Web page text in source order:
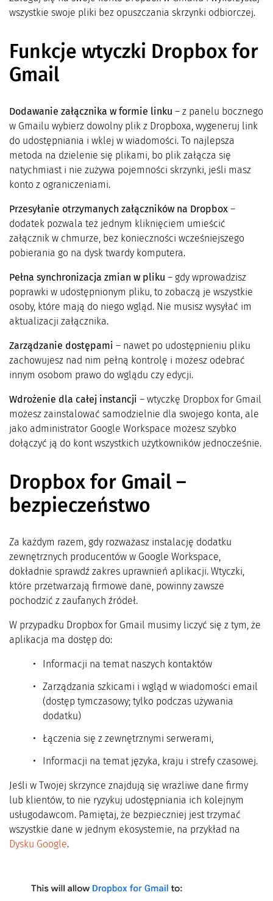
wszystkie swoje pliki bez opuszczania skrzynki odbiorczej.
Funkcje wtyczki Dropbox for
Gmail
Dodawanie załącznika w formie linku – z panelu bocznego
w Gmailu wybierz dowolny plik z Dropboxa, wygeneruj link
do udostępniania i wklej w wiadomości. To najlepsza
metoda na dzielenie się plikami, bo plik załącza się
natychmiast i nie zużywa pojemności skrzynki, jeśli masz
konto z ograniczeniami.
Przesyłanie otrzymanych załączników na Dropbox –
dodatek pozwala też jednym kliknięciem umieścić
załącznik w chmurze, bez konieczności wcześniejszego
pobierania go na dysk twardy komputera.
Pełna synchronizacja zmian w pliku – gdy wprowadzisz
poprawki w udostępnionym pliku, to zobaczą je wszystkie
osoby, które mają do niego wgląd. Nie musisz wysyłać im
aktualizacji załącznika.
Zarządzanie dostępami – nawet po udostępnieniu pliku
zachowujesz nad nim pełną kontrolę i możesz odebrać
innym osobom prawo do wglądu czy edycji.
Wdrożenie dla całej instancji – wtyczkę Dropbox for Gmail
możesz zainstalować samodzielnie dla swojego konta, ale
jako administrator Google Workspace możesz szybko
dołączyć ją do kont wszystkich użytkowników jednocześnie.
Dropbox for Gmail –
bezpieczeństwo
Za każdym razem, gdy rozważasz instalację dodatku
zewnętrznych producentów w Google Workspace,
dokładnie sprawdź zakres uprawnień aplikacji. Wtyczki,
które przetwarzają firmowe dane, powinny zawsze
pochodzić z zaufanych źródeł.
W przypadku Dropbox for Gmail musimy liczyć się z tym, że
aplikacja ma dostęp do:
Informacji na temat naszych kontaktów
Zarządzania szkicami i wgląd w wiadomości email
(dostęp tymczasowy; tylko podczas używania
dodatku)
Łączenia się z zewnętrznymi serwerami,
Informacji na temat języka, kraju i strefy czasowej.
Jeśli w Twojej skrzynce znajdują się wrażliwe dane firmy
lub klientów, to nie ryzykuj udostępniania ich kolejnym
usługodawcom. Pamiętaj, że bezpieczniej jest trzymać
wszystkie dane w jednym ekosystemie, na przykład na
Dysku Google.